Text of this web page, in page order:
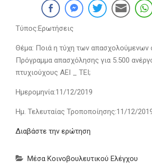
Τύπος:Ερωτήσεις
Θέμα: Ποιά η τύχη των απασχολούμενων
Πρόγραμμα απασχόλησης για 5.500
πτυχιούχους ΑΕΙ _ ΤΕΙ;
Ημερομηνία:11/12/2019
Ημ. Τελευταίας Τροποποίησης:11/12/
Διαβάστε την ερώτηση
Μέσα Κοινοβουλευτικού Ελέγχου